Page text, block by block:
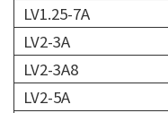
LV1.25-7A
LV2-3A
LV2-3A8
LV2-5A